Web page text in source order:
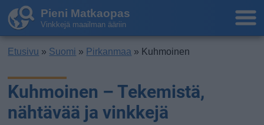
Pieni Matkaopas
Vinkkejä maailman ääriin
Etusivu » Suomi » Pirkanmaa » Kuhmoinen
Kuhmoinen – Tekemistä,
nähtävää ja vinkkejä